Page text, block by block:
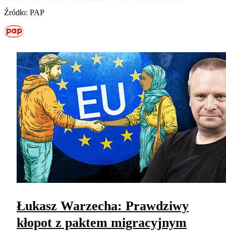
Źródło: PAP
Łukasz Warzecha: Prawdziwy
kłopot z paktem migracyjnym